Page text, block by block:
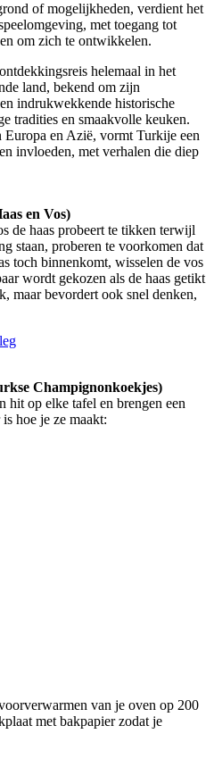
of mogelijkheden, verdient het
met toegang tot
om zich te ontwikkelen.
helemaal in het
land, bekend om zijn
indrukwekkende historische
tradities en smaakvolle keuken.
Europa en Azië, vormt Turkije een
invloeden, met verhalen die diep
en Vos)
de haas probeert te tikken terwijl
staan, proberen te voorkomen dat
toch binnenkomt, wisselen de vos
wordt gekozen als de haas getikt
maar bevordert ook snel denken,
Champignonkoekjes)
hit op elke tafel en brengen een
hoe je ze maakt:
van je oven op 200
met bakpapier zodat je